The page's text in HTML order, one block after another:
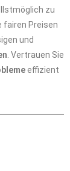
zu
fairen Preisen
und
. Vertrauen Sie
effizient